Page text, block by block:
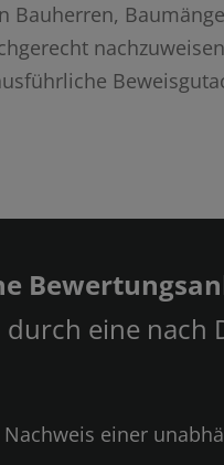
Bauherren,
eine nach
einer